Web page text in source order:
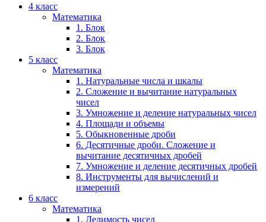
4 класс
Математика
1. Блок
2. Блок
3. Блок
5 класс
Математика
1. Натуральные числа и шкалы
2. Сложение и вычитание натуральных
чисел
3. Умножение и деление натуральных чисел
4. Площади и объемы
5. Обыкновенные дроби
6. Десятичные дроби. Сложение и
вычитание десятичных дробей
7. Умножение и деление десятичных дробей
8. Инструменты для вычислений и
измерений
6 класс
Математика
1. Делимость чисел